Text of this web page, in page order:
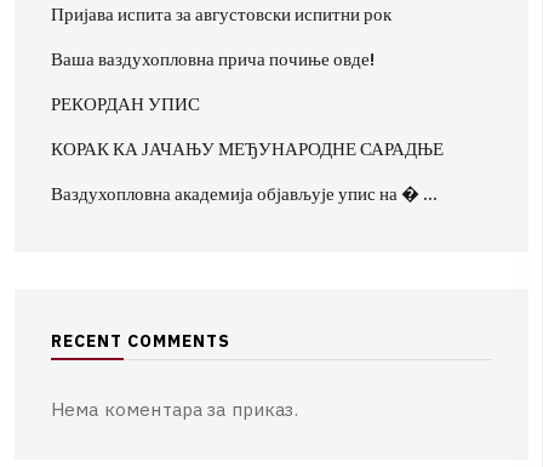
Пријава испита за августовски испитни рок
Ваша ваздухопловна прича почиње овде!
РЕКОРДАН УПИС
КОРАК КА ЈАЧАЊУ МЕЂУНАРОДНЕ САРАДЊЕ
Ваздухопловна академија објављује упис на � …
RECENT COMMENTS
Нема коментара за приказ.